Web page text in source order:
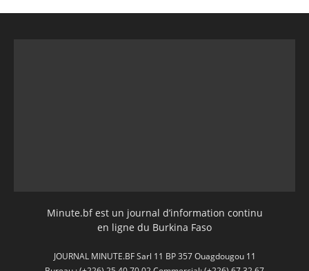
Minute.bf est un journal d’information continu
en ligne du Burkina Faso
JOURNAL MINUTE.BF Sarl 11 BP 357 Ouagdougou 11